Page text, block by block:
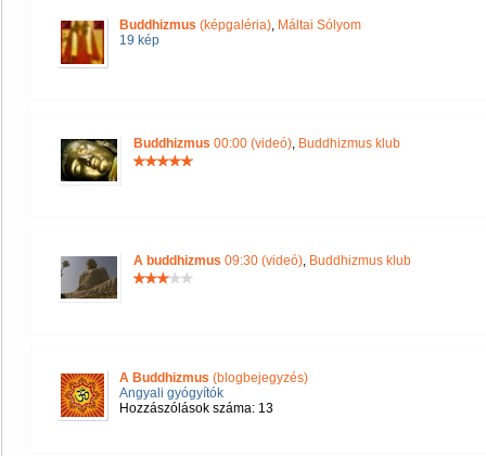
Buddhizmus (képgaléria), Máltai Sólyom
19 kép
Buddhizmus 00:00 (videó), Buddhizmus klub
A buddhizmus 09:30 (videó), Buddhizmus klub
A Buddhizmus (blogbejegyzés)
Angyali gyógyítók
Hozzászólások száma: 13